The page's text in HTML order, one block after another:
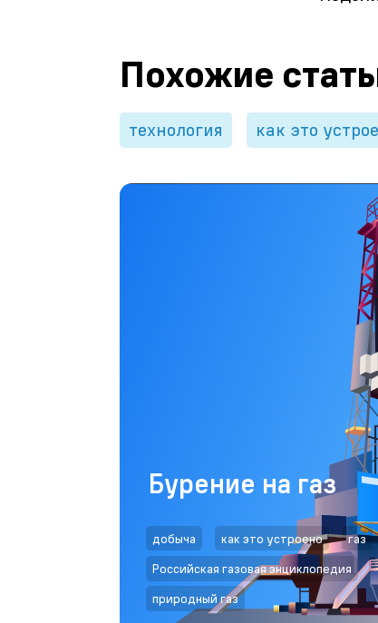
Похожие
технология как это
Бурение на газ
добыча как это устроено
газ
Российская газовая энциклопедия
природный газ